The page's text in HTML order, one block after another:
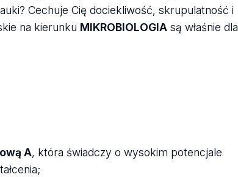
Cechuje Cię dociekliwość, skrupulatność i
na kierunku MIKROBIOLOGIAsą właśnie dla
A, która świadczy o wysokim potencjale